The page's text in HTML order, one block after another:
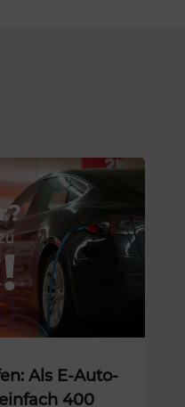
Als E-Auto-
400